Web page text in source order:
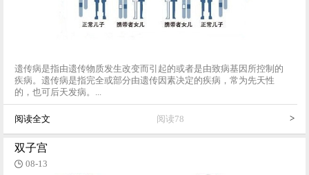
遗传病是指由遗传物质发生改变而引起的或者是由致病基因所控制的
疾病。遗传病是指完全或部分由遗传因素决定的疾病，常为先天性
的，也可后天发病。...
阅读全文 阅读78 >
双子宫
08-13